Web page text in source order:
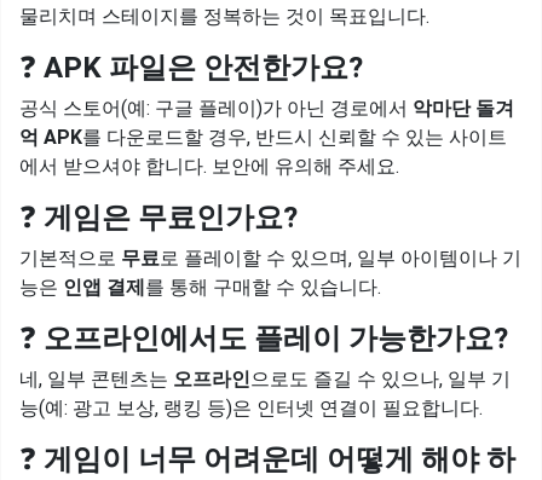
물리치며 스테이지를 정복하는 것이 목표입니다.
❓ APK 파일은 안전한가요?
공식 스토어(예: 구글 플레이)가 아닌 경로에서 악마단 돌겨
억 APK를 다운로드할 경우, 반드시 신뢰할 수 있는 사이트
에서 받으셔야 합니다. 보안에 유의해 주세요.
❓ 게임은 무료인가요?
기본적으로 무료로 플레이할 수 있으며, 일부 아이템이나 기
능은 인앱 결제를 통해 구매할 수 있습니다.
❓ 오프라인에서도 플레이 가능한가요?
네, 일부 콘텐츠는 오프라인으로도 즐길 수 있으나, 일부 기
능(예: 광고 보상, 랭킹 등)은 인터넷 연결이 필요합니다.
❓ 게임이 너무 어려운데 어떻게 해야 하